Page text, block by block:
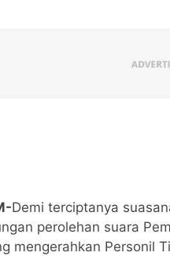
Demi terciptanya
perolehan suara
mengerahkan Personil